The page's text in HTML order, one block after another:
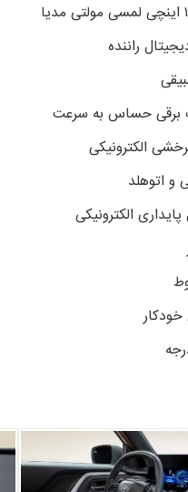
راننده
برقی حساس به سرعت
الکترونیکی
و اتوهلد
الکترونیکی
خودکار